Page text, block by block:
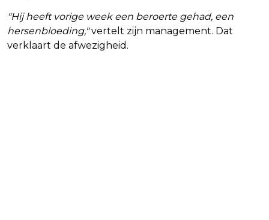
"Hij heeft vorige week een beroerte gehad, een
hersenbloeding,"vertelt zijn management. Dat
verklaart de afwezigheid.